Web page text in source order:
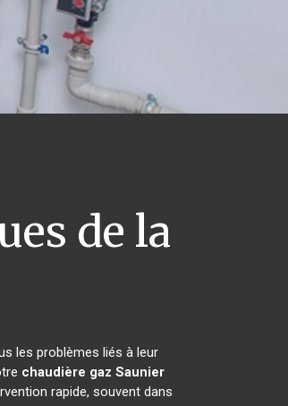
de la
les problèmes liés à leur
chaudière gaz Saunier
rapide, souvent dans